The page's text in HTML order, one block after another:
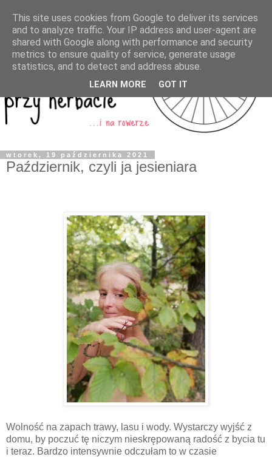
wtorek, 19 października 2021
Październik, czyli ja jesieniara
Wolność na zapach trawy, lasu i wody. Wystarczy wyjść z
domu, by poczuć tę niczym nieskrępowaną radość z bycia tu
i teraz. Bardzo intensywnie odczułam to w czasie
This site uses cookies from Google to deliver its services
and to analyze traffic. Your IP address and user-agent are
shared with Google along with performance and security
metrics to ensure quality of service, generate usage
statistics, and to detect and address abuse.
LEARN MORE GOT IT